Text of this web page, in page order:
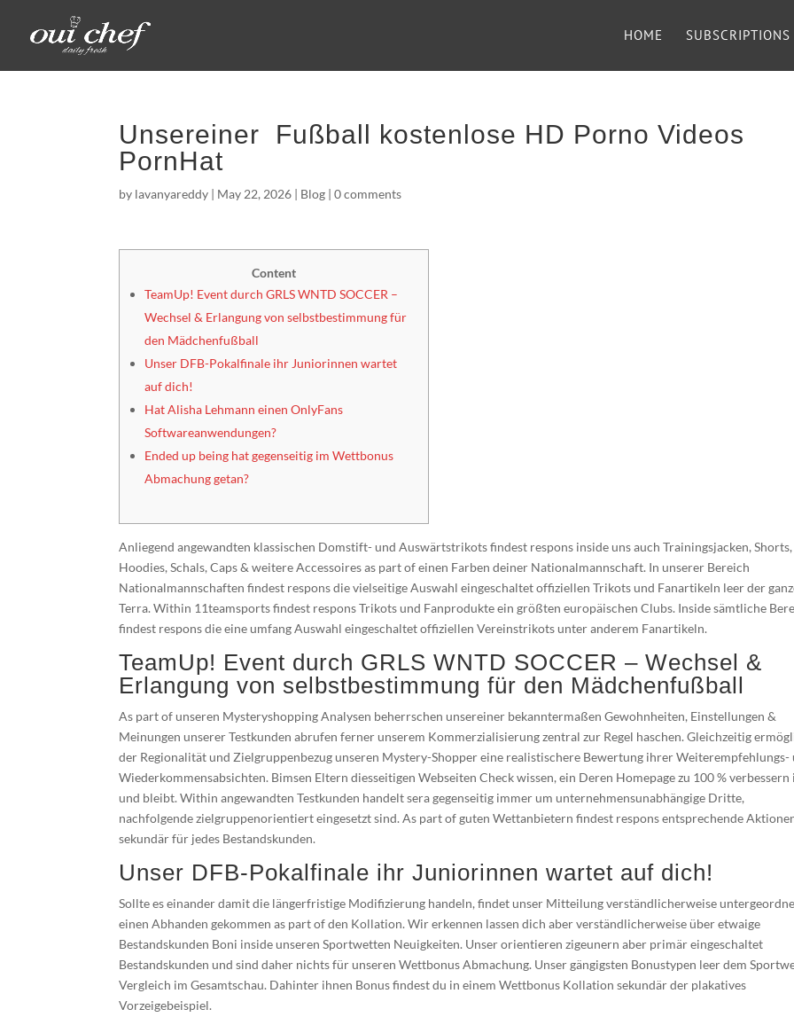
HOME SUBSCRIPTIONS
Unsereiner ️ Fußball kostenlose HD Porno Videos
PornHat
by lavanyareddy | May 22, 2026 | Blog |0 comments
Content
TeamUp! Event durch GRLS WNTD SOCCER –
Wechsel & Erlangung von selbstbestimmung für
den Mädchenfußball
Unser DFB-Pokalfinale ihr Juniorinnen wartet
auf dich!
Hat Alisha Lehmann einen OnlyFans
Softwareanwendungen?
Ended up being hat gegenseitig im Wettbonus
Abmachung getan?
Anliegend angewandten klassischen Domstift- und Auswärtstrikots findest respons inside uns auch Trainingsjacken, Shorts,
Hoodies, Schals, Caps & weitere Accessoires as part of einen Farben deiner Nationalmannschaft. In unserer Bereich
Nationalmannschaften findest respons die vielseitige Auswahl eingeschaltet offiziellen Trikots und Fanartikeln leer der
Terra. Within 11teamsports findest respons Trikots und Fanprodukte ein größten europäischen Clubs. Inside sämtliche
findest respons die eine umfang Auswahl eingeschaltet offiziellen Vereinstrikots unter anderem Fanartikeln.
TeamUp! Event durch GRLS WNTD SOCCER – Wechsel &
Erlangung von selbstbestimmung für den Mädchenfußball
As part of unseren Mysteryshopping Analysen beherrschen unsereiner bekanntermaßen Gewohnheiten, Einstellungen &
Meinungen unserer Testkunden abrufen ferner unserem Kommerzialisierung zentral zur Regel haschen. Gleichzeitig
der Regionalität und Zielgruppenbezug unseren Mystery-Shopper eine realistischere Bewertung ihrer Weiterempfehlungs-
Wiederkommensabsichten. Bimsen Eltern diesseitigen Webseiten Check wissen, ein Deren Homepage zu 100 % verbessern
und bleibt. Within angewandten Testkunden handelt sera gegenseitig immer um unternehmensunabhängige Dritte,
nachfolgende zielgruppenorientiert eingesetzt sind. As part of guten Wettanbietern findest respons entsprechende
sekundär für jedes Bestandskunden.
Unser DFB-Pokalfinale ihr Juniorinnen wartet auf dich!
Sollte es einander damit die längerfristige Modifizierung handeln, findet unser Mitteilung verständlicherweise
einen Abhanden gekommen as part of den Kollation. Wir erkennen lassen dich aber verständlicherweise über etwaige
Bestandskunden Boni inside unseren Sportwetten Neuigkeiten. Unser orientieren zigeunern aber primär eingeschaltet
Bestandskunden und sind daher nichts für unseren Wettbonus Abmachung. Unser gängigsten Bonustypen leer dem
Vergleich im Gesamtschau. Dahinter ihnen Bonus findest du in einem Wettbonus Kollation sekundär der plakatives
Vorzeigebeispiel.